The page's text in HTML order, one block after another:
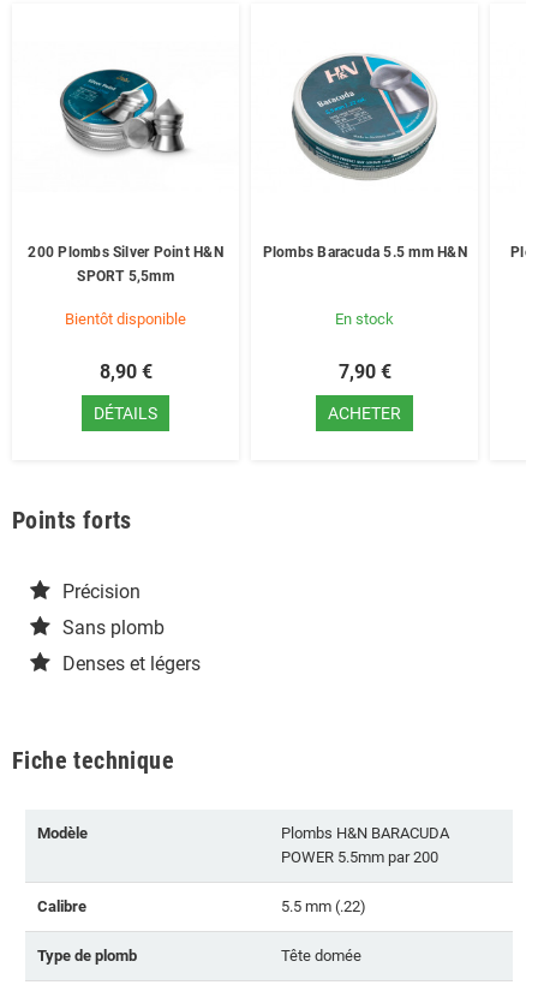
200 Plombs Silver Point H&N
SPORT 5,5mm
Bientôt disponible
8,90 €
DÉTAILS
Plombs Baracuda 5.5 mm H&N
En stock
7,90 €
ACHETER
Points forts
Précision
Sans plomb
Denses et légers
Fiche technique
Modèle
Plombs H&N BARACUDA
POWER 5.5mm par 200
Calibre 5.5 mm (.22)
Type de plomb Tête domée